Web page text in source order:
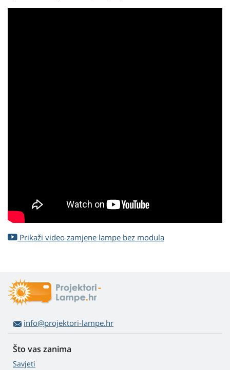
Prikaži video zamjene lampe bez modula
info@projektori-lampe.hr
Što vas zanima
Savjeti